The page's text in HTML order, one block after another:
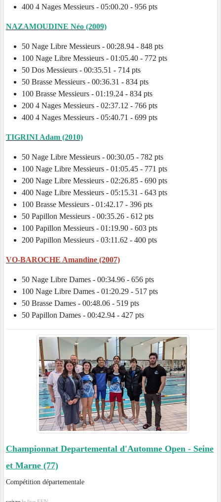
400 4 Nages Messieurs - 05:00.20 - 956 pts
NAZAMOUDINE Néo (2009)
50 Nage Libre Messieurs - 00:28.94 - 848 pts
100 Nage Libre Messieurs - 01:05.40 - 772 pts
50 Dos Messieurs - 00:35.51 - 714 pts
50 Brasse Messieurs - 00:36.31 - 834 pts
100 Brasse Messieurs - 01:19.24 - 834 pts
200 4 Nages Messieurs - 02:37.12 - 766 pts
400 4 Nages Messieurs - 05:40.71 - 699 pts
TIGRINI Adam (2010)
50 Nage Libre Messieurs - 00:30.05 - 782 pts
100 Nage Libre Messieurs - 01:05.45 - 771 pts
200 Nage Libre Messieurs - 02:26.85 - 690 pts
400 Nage Libre Messieurs - 05:15.31 - 643 pts
100 Brasse Messieurs - 01:42.17 - 396 pts
50 Papillon Messieurs - 00:35.26 - 612 pts
100 Papillon Messieurs - 01:19.90 - 603 pts
200 Papillon Messieurs - 03:11.62 - 400 pts
VO-BAROCHE Amandine (2007)
50 Nage Libre Dames - 00:34.96 - 656 pts
100 Nage Libre Dames - 01:20.29 - 517 pts
50 Brasse Dames - 00:48.06 - 519 pts
50 Papillon Dames - 00:42.94 - 427 pts
Championnat Departemental d'Automne Open - Seine
et Marne (77)
Compétition départementale